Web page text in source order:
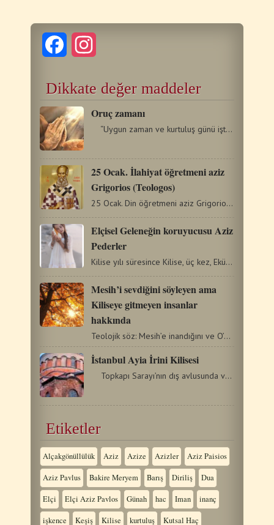
Facebook
Dikkate değer maddeler
Oruç zamanı
“Uygun zaman ve kurtuluş günü işte şimdidir.”…
25 Ocak. İlahiyat öğretmeni aziz
Grigorios (Teologos)
25 Ocak. Din öğretmeni aziz Grigorios (Teologos) (329-390)…
Elçisel Geleneğin koruyucusu Aziz
Pederler
Kilise yılı süresince Kilise, üç kez, Ekümenik Konsillere…
Mesih’i sevdiğini söyleyen ama
Kiliseye gitmeyen insanlar
hakkında
Teolojik söz: Mesih’e inandığını ve O’nu sevdiğini…
İstanbul Ayia İrini Kilisesi
Topkapı Sarayı’nın dış avlusunda ve Sur-u Sultani’nin…
Etiketler
Alçakgönüllülük Aziz Azize Azizler Aziz Paisios
Aziz Pavlus Bakire Meryem Barış Diriliş Dua
Elçi Elçi Aziz Pavlos Günah hac Iman inanç
işkence Keşiş Kilise kurtuluş Kutsal Haç